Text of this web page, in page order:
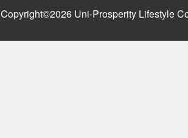
Copyright©2026 Uni-Prosperity Lifestyle